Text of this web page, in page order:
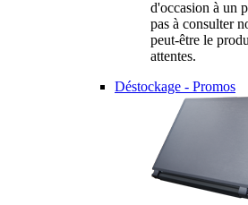
d'occasion à un
pas à consulter
peut-être le
attentes.
Déstockage - Promos